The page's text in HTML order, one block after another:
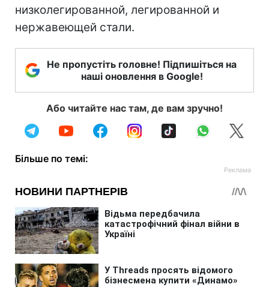
низколегированной, легированной и
нержавеющей стали.
Не пропустіть головне! Підпишіться на
наші оновлення в Google!
Або читайте нас там, де вам зручно!
Більше по темі: